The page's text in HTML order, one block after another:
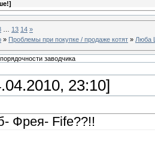
]
13 14 »
» Проблемы при покупке / продаже котят » Люба
заводчика
23:10]
Фрея- Fifе??!!